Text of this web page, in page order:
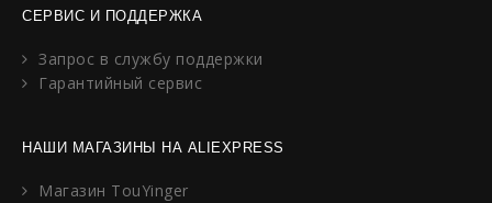
СЕРВИС И ПОДДЕРЖКА
Запрос в службу поддержки
Гарантийный сервис
НАШИ МАГАЗИНЫ НА ALIEXPRESS
Магазин TouYinger